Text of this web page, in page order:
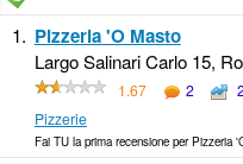
1. Pizzeria 'O Masto
Largo Salinari Carlo 15,
1.67 2
Pizzerie
Fai TU la prima recensione per Pizzeria